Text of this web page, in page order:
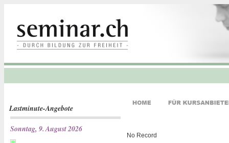
Lastminute-Angebote
Sonntag, 9. August 2026
No Record